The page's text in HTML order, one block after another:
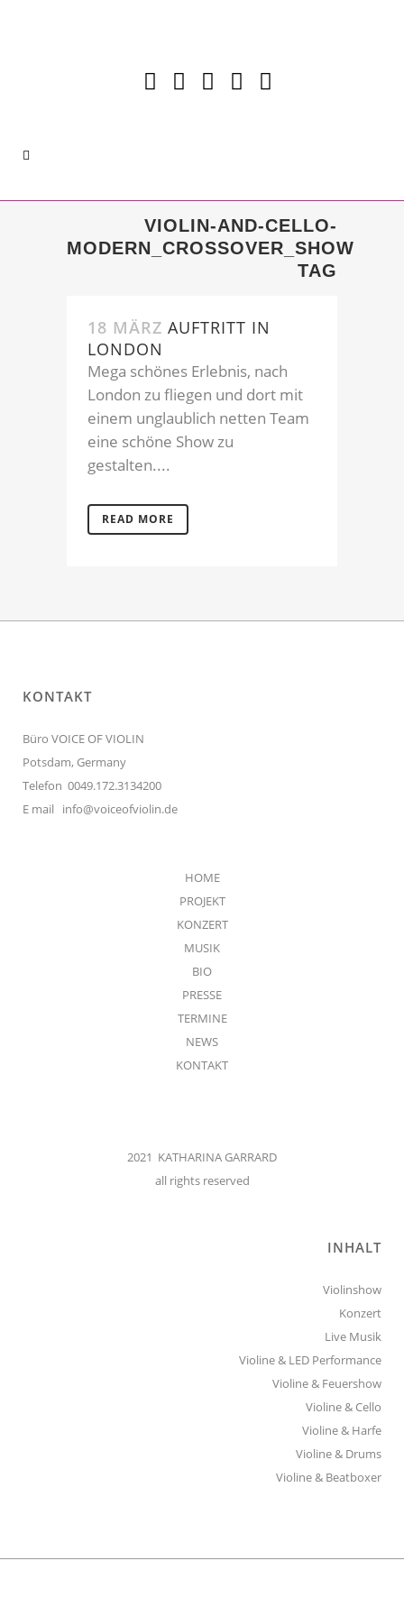
VIOLIN-AND-CELLO-
MODERN_CROSSOVER_SHOW
TAG
18 MÄRZ AUFTRITT IN
LONDON
Mega schönes Erlebnis, nach
London zu fliegen und dort mit
einem unglaublich netten Team
eine schöne Show zu
gestalten....
READ MORE
KONTAKT
Büro VOICE OF VIOLIN
Potsdam, Germany
Telefon 0049.172.3134200
E mail info@voiceofviolin.de
HOME
PROJEKT
KONZERT
MUSIK
BIO
PRESSE
TERMINE
NEWS
KONTAKT
2021 KATHARINA GARRARD
all rights reserved
INHALT
Violinshow
Konzert
Live Musik
Violine & LED Performance
Violine & Feuershow
Violine & Cello
Violine & Harfe
Violine & Drums
Violine & Beatboxer